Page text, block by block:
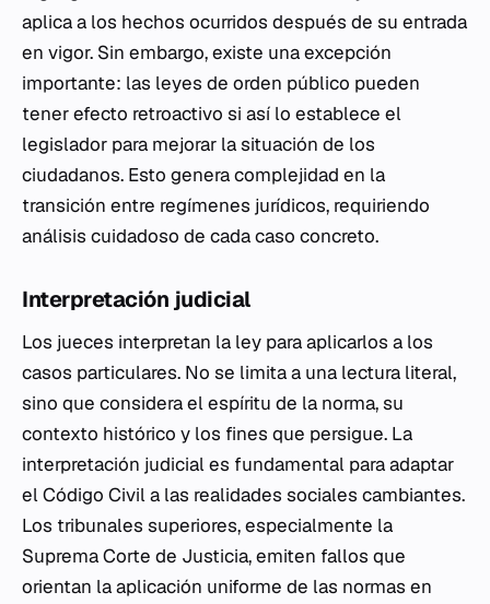
aplica a los hechos ocurridos después de su entrada
en vigor. Sin embargo, existe una excepción
importante: las leyes de orden público pueden
tener efecto retroactivo si así lo establece el
legislador para mejorar la situación de los
ciudadanos. Esto genera complejidad en la
transición entre regímenes jurídicos, requiriendo
análisis cuidadoso de cada caso concreto.
Interpretación judicial
Los jueces interpretan la ley para aplicarlos a los
casos particulares. No se limita a una lectura literal,
sino que considera el espíritu de la norma, su
contexto histórico y los fines que persigue. La
interpretación judicial es fundamental para adaptar
el Código Civil a las realidades sociales cambiantes.
Los tribunales superiores, especialmente la
Suprema Corte de Justicia, emiten fallos que
orientan la aplicación uniforme de las normas en